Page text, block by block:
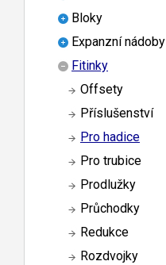
Bloky
Expanzní nádoby
Fitinky
Offsety
Příslušenství
Pro hadice
Pro trubice
Prodlužky
Průchodky
Redukce
Rozdvojky